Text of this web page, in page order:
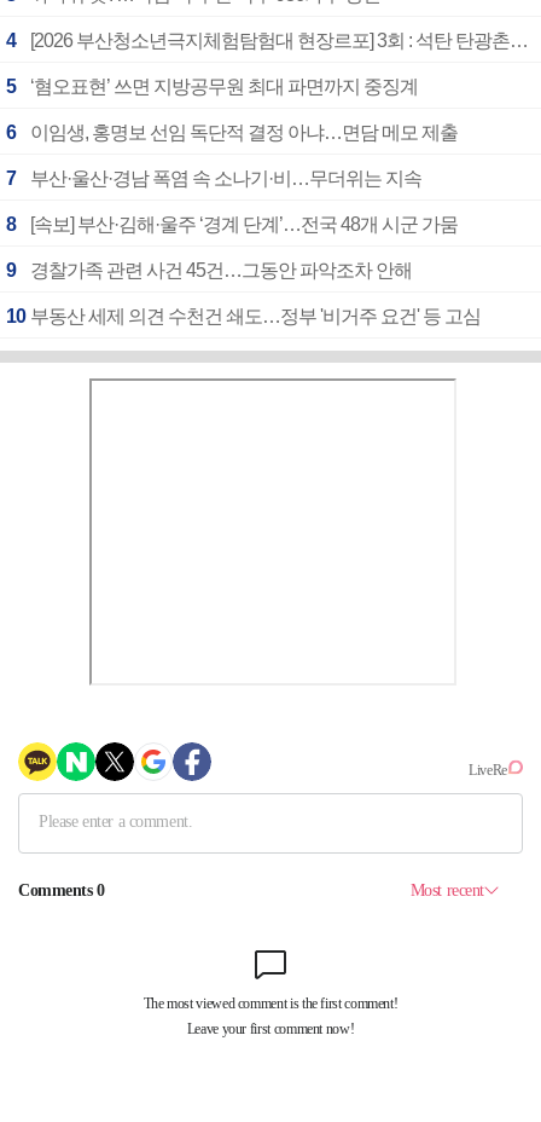
4 [2026 부산청소년극지체험탐험대 현장르포] 3회 : 석탄 탄광촌에서 북극 연구의 중심지로
5 ‘혐오표현’ 쓰면 지방공무원 최대 파면까지 중징계
6 이임생, 홍명보 선임 독단적 결정 아냐…면담 메모 제출
7 부산·울산·경남 폭염 속 소나기·비…무더위는 지속
8 [속보] 부산·김해·울주 ‘경계 단계’…전국 48개 시군 가뭄
9 경찰가족 관련 사건 45건…그동안 파악조차 안해
10 부동산 세제 의견 수천건 쇄도…정부 '비거주 요건' 등 고심